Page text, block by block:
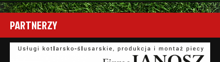
PARTNERZY